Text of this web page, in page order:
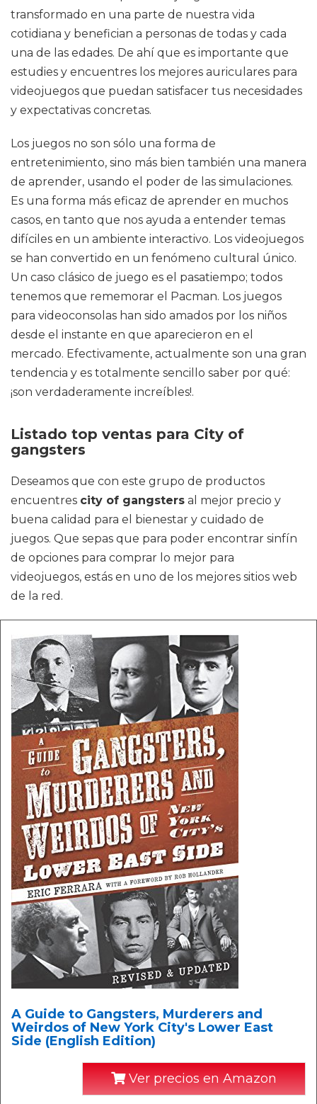
transformado en una parte de nuestra vida
cotidiana y benefician a personas de todas y cada
una de las edades. De ahí que es importante que
estudies y encuentres los mejores auriculares para
videojuegos que puedan satisfacer tus necesidades
y expectativas concretas.
Los juegos no son sólo una forma de
entretenimiento, sino más bien también una manera
de aprender, usando el poder de las simulaciones.
Es una forma más eficaz de aprender en muchos
casos, en tanto que nos ayuda a entender temas
difíciles en un ambiente interactivo. Los videojuegos
se han convertido en un fenómeno cultural único.
Un caso clásico de juego es el pasatiempo; todos
tenemos que rememorar el Pacman. Los juegos
para videoconsolas han sido amados por los niños
desde el instante en que aparecieron en el
mercado. Efectivamente, actualmente son una gran
tendencia y es totalmente sencillo saber por qué:
¡son verdaderamente increíbles!.
Listado top ventas para City of
gangsters
Deseamos que con este grupo de productos
encuentres city of gangsters al mejor precio y
buena calidad para el bienestar y cuidado de
juegos. Que sepas que para poder encontrar sinfín
de opciones para comprar lo mejor para
videojuegos, estás en uno de los mejores sitios web
de la red.
A Guide to Gangsters, Murderers and
Weirdos of New York City's Lower East
Side (English Edition)
Ver precios en Amazon